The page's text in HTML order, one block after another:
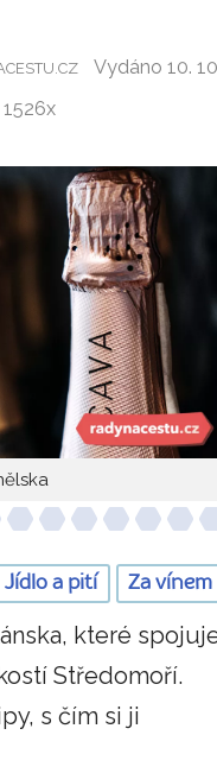
Vydáno 10.
Jídlo a pití Za vínem
které
Středomoří.
s čím si ji